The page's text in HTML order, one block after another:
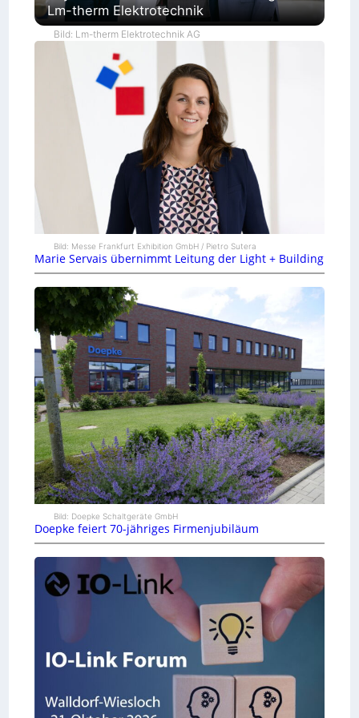
Lm-therm Elektrotechnik
Bild: Lm-therm Elektrotechnik AG
Bild: Messe Frankfurt Exhibition GmbH / Pietro Sutera
Marie Servais übernimmt Leitung der Light + Building
Bild: Doepke Schaltgeräte GmbH
Doepke feiert 70-jähriges Firmenjubiläum